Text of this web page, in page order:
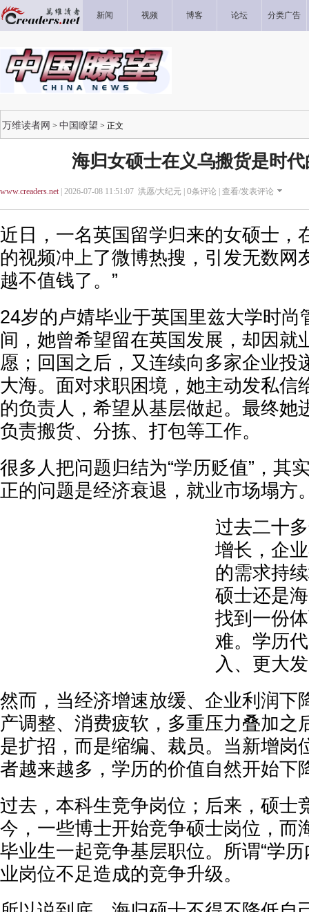
新闻 视频 博客 论坛 分类广告
万维读者网 > 中国瞭望 > 正文
海归女硕士在义乌搬货是时
www.creaders.net| 2026-07-08 11:51:07 洪愿/大纪元 | 0条评论 | 查看/发表评论
近日，一名英国留学归来的女硕士，
的视频冲上了微博热搜，引发无数网
越不值钱了。”
24岁的卢婧毕业于英国里兹大学时尚
间，她曾希望留在英国发展，却因就
愿；回国之后，又连续向多家企业投
大海。面对求职困境，她主动发私信
的负责人，希望从基层做起。最终她
负责搬货、分拣、打包等工作。
很多人把问题归结为“学历贬值”，其
正的问题是经济衰退，就业市场塌方
过去二十
增长，企
的需求持
硕士还是
找到一份
难。学历
入、更大
然而，当经济增速放缓、企业利润下
产调整、消费疲软，多重压力叠加之
是扩招，而是缩编、裁员。当新增岗
者越来越多，学历的价值自然开始下
过去，本科生竞争岗位；后来，硕士
今，一些博士开始竞争硕士岗位，而
毕业生一起竞争基层职位。所谓“学
业岗位不足造成的竞争升级。